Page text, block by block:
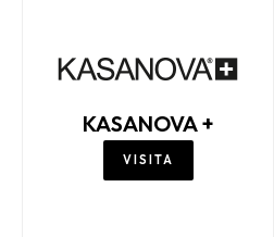
KASANOVA +
VISITA